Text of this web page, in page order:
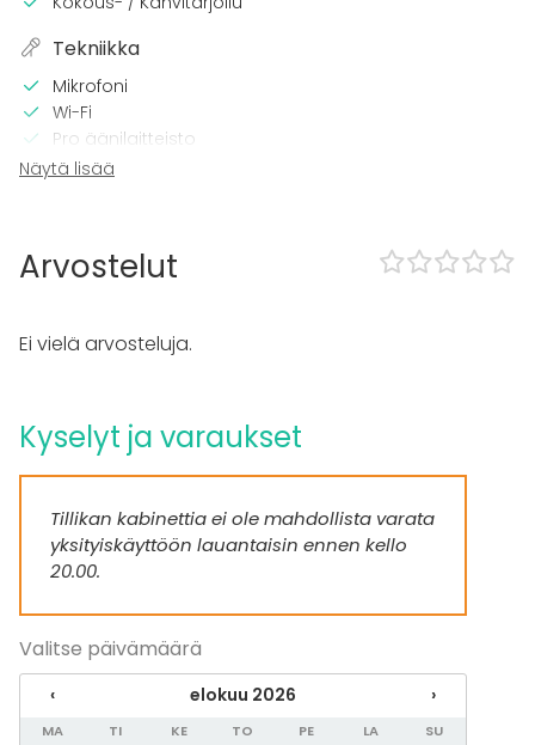
Tekniikka
Mikrofoni
Wi-Fi
Pro äänilaitteisto
Tilaan kuuluu
Tanssilattia
Diskopallo :)
Esiintymislava
Tapahtumatyypit
Juhlat
Saunailta
Illallinen / lounas
Kokous
Esitys / näytös
Virkistystilaisuus
Mökkireissu / retriitti
Elämys / aktiviteetti
Näytä lisää
Arvostelut
Ei vielä arvosteluja.
Kyselyt ja varaukset
Tillikan kabinettia ei ole mahdollista varata
yksityiskäyttöön lauantaisin ennen kello
20.00.
Valitse päivämäärä
‹ elokuu 2026 ›
MA TI KE TO PE LA SU